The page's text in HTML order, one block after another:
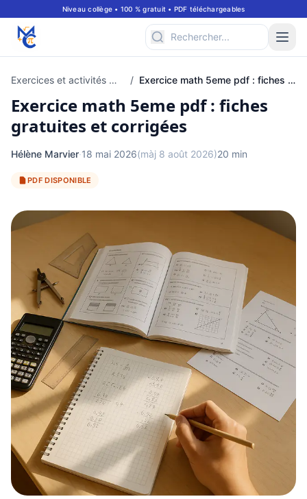
Niveau collège • 100 % gratuit • PDF téléchargeables
Exercices et activités mathématiques pour classe de 5ème / Exercice math 5eme pdf : fiches gratuites et corrigées
Exercice math 5eme pdf : fiches
gratuites et corrigées
Hélène Marvier·18 mai 2026(màj 8 août 2026)20 min
PDF DISPONIBLE